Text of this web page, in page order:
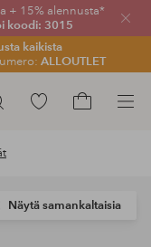
+ 15% alennusta*
koodi: 3015
kaikista
ALLOUTLET
Sulje
Siirry
Näytä samankaltaisia